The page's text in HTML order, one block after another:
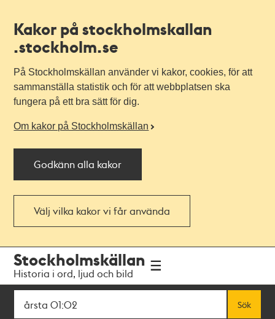
Kakor på stockholmskallan
.stockholm.se
På Stockholmskällan använder vi kakor, cookies, för att
sammanställa statistik och för att webbplatsen ska
fungera på ett bra sätt för dig.
Om kakor på Stockholmskällan
Godkänn alla kakor
Välj vilka kakor vi får använda
navigationen
huvudinnehållet
Stockholmskällan
Historia i ord, ljud och bild
Sök
Sök